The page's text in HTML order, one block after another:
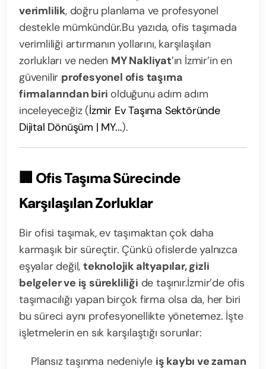
verimlilik, doğru planlama ve profesyonel
destekle mümkündür.Bu yazıda, ofis taşımada
verimliliği artırmanın yollarını, karşılaşılan
zorlukları ve neden MY Nakliyat’ın İzmir’in en
güvenilir profesyonel ofis taşıma
firmalarından biri olduğunu adım adım
inceleyeceğiz (İzmir Ev Taşıma Sektöründe
Dijital Dönüşüm | MY...).
🏢 Ofis Taşıma Sürecinde
Karşılaşılan Zorluklar
Bir ofisi taşımak, ev taşımaktan çok daha
karmaşık bir süreçtir. Çünkü ofislerde yalnızca
eşyalar değil, teknolojik altyapılar, gizli
belgeler ve iş sürekliliği de taşınır.İzmir’de ofis
taşımacılığı yapan birçok firma olsa da, her biri
bu süreci aynı profesyonellikte yönetemez. İşte
işletmelerin en sık karşılaştığı sorunlar:
Plansız taşınma nedeniyle iş kaybı ve zaman